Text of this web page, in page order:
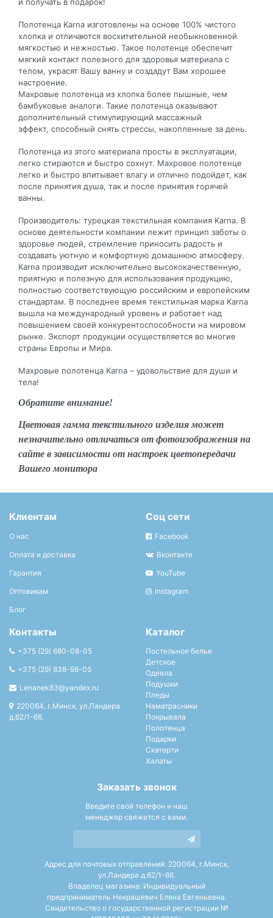
Полотенца Karna изготовлены на основе 100% чистого
хлопка и отличаются восхитительной необыкновенной
мягкостью и нежностью. Такое полотенце обеспечит
мягкий контакт полезного для здоровья материала с
телом, украсят Вашу ванну и создадут Вам хорошее
настроение.
Махровые полотенца из хлопка более пышные, чем
бамбуковые аналоги. Такие полотенца оказывают
дополнительный стимулирующий массажный
эффект, способный снять стрессы, накопленные за день.
Полотенца из этого материала просты в эксплуатации,
легко стираются и быстро сохнут. Махровое полотенце
легко и быстро впитывает влагу и отлично подойдет, как
после принятия душа, так и после принятия горячей
ванны.
Производитель: турецкая текстильная компания Karna. В
основе деятельности компании лежит принцип заботы о
здоровье людей, стремление приносить радость и
создавать уютную и комфортную домашнюю атмосферу.
Karna производит исключительно высококачественную,
приятную и полезную для использования продукцию,
полностью соответствующую российским и европейским
стандартам. В последнее время текстильная марка Karna
вышла на международный уровень и работает над
повышением своей конкурентоспособности на мировом
рынке. Экспорт продукции осуществляется во многие
страны Европы и Мира.
Махровые полотенца Karna – удовольствие для души и
тела!
Обратите внимание!
Цветовая гамма текстильного изделия может
незначительно отличаться от фотоизображения на
сайте в зависимости от настроек цветопередачи
Вашего монитора
Клиентам
О нас
Оплата и доставка
Гарантия
Оптовикам
Блог
Соц сети
Facebook
Вконтакте
YouTube
Instagram
Контакты
+375 (29) 680-08-05
+375 (29) 838-98-05
Lenanek83@yandex.ru
220064, г.Минск, ул.Ландера
д.62/1-66.
Каталог
Постельное белье
Детское
Одеяла
Подушки
Пледы
Наматрасники
Покрывала
Полотенца
Подарки
Скатерти
Халаты
Заказать звонок
Введите свой телефон и наш
менеджер свяжется с вами.
Адрес для почтовых отправлений: 220064, г.Минск,
ул.Ландера д.62/1-66.
Владелец магазина: Индивидуальный
предприниматель Некрашевич Елена Евгеньевна.
Свидетельство о государственной регистрации №